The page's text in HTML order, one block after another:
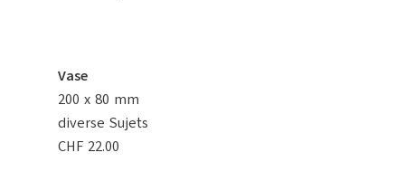
Vase
200 x 80 mm
diverse Sujets
CHF 22.00